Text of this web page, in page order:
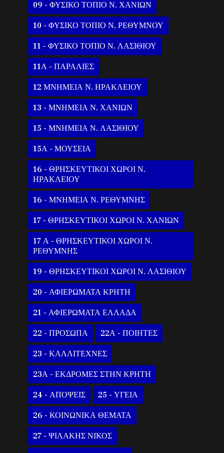
09 - ΦΥΣΙΚΟ ΤΟΠΙΟ Ν. ΧΑΝΙΩΝ
10 - ΦΥΣΙΚΟ ΤΟΠΙΟ Ν. ΡΕΘΥΜΝΟΥ
11 - ΦΥΣΙΚΟ ΤΟΠΙΟ Ν. ΛΑΣΙΘΙΟΥ
11Α - ΠΑΡΑΛΙΕΣ
12 ΜΝΗΜΕΙΑ Ν. ΗΡΑΚΛΕΙΟΥ
13 - ΜΝΗΜΕΙΑ Ν. ΧΑΝΙΩΝ
15 - ΜΝΗΜΕΙΑ Ν. ΛΑΣΙΘΙΟΥ
15Α - ΜΟΥΣΕΙΑ
16 - ΘΡΗΣΚΕΥΤΙΚΟΙ ΧΩΡΟΙ Ν.
ΗΡΑΚΛΕΙΟΥ
16 - ΜΝΗΜΕΙΑ Ν. ΡΕΘΥΜΝΗΣ
17 - ΘΡΗΣΚΕΥΤΙΚΟΙ ΧΩΡΟΙ Ν. ΧΑΝΙΩΝ
17 Α - ΘΡΗΣΚΕΥΤΙΚΟΙ ΧΩΡΟΙ Ν.
ΡΕΘΥΜΝΗΣ
19 - ΘΡΗΣΚΕΥΤΙΚΟΙ ΧΩΡΟΙ Ν. ΛΑΣΙΘΙΟΥ
20 - ΑΦΙΕΡΩΜΑΤΑ ΚΡΗΤΗ
21 - ΑΦΙΕΡΩΜΑΤΑ ΕΛΛΑΔΑ
22 - ΠΡΟΣΩΠΑ 22Α - ΠΟΙΗΤΕΣ
23 - ΚΑΛΛΙΤΕΧΝΕΣ
23Α - ΕΚΔΡΟΜΕΣ ΣΤΗΝ ΚΡΗΤΗ
24 - ΑΠΟΨΕΙΣ 25 - ΥΓΕΙΑ
26 - ΚΟΙΝΩΝΙΚΑ ΘΕΜΑΤΑ
27 - ΨΙΛΑΚΗΣ ΝΙΚΟΣ